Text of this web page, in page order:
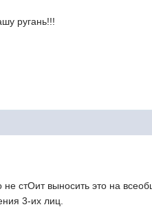
ругань!!!
стОит выносить это на
3-их лиц.